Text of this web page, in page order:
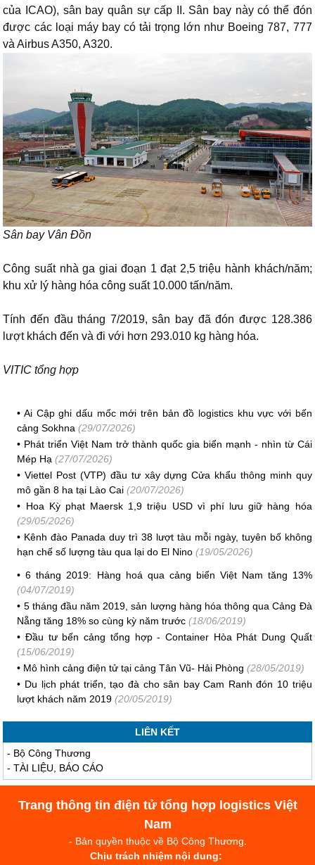
của ICAO), sân bay quân sự cấp II. Sân bay này có thể đón
được các loại máy bay có tải trọng lớn như Boeing 787, 777
và Airbus A350, A320.
Sân bay Vân Đồn
Công suất nhà ga giai đoạn 1 đạt 2,5 triệu hành khách/năm;
khu xử lý hàng hóa công suất 10.000 tấn/năm.
Tính đến đầu tháng 7/2019, sân bay đã đón được 128.386
lượt khách đến và đi với hơn 293.010 kg hàng hóa.
VITIC tổng hợp
•Ai Cập ghi dấu mốc mới trên bản đồ logistics khu vực với bến
cảng Sokhna (29/07/2026)
• Phát triển Việt Nam trở thành quốc gia biển mạnh - nhìn từ Cái
Mép Hạ (27/07/2026)
•Viettel Post (VTP) đầu tư xây dựng Cửa khẩu thông minh quy
mô gần 8 ha tại Lào Cai (20/07/2026)
• Hoa Kỳ phạt Maersk 1,9 triệu USD vì phí lưu giữ hàng hóa
(29/05/2026)
• Kênh đào Panada duy trì 38 lượt tàu mỗi ngày, tuyên bố không
hạn chế số lượng tàu qua lại do El Nino (19/05/2026)
•6 tháng 2019: Hàng hoá qua cảng biển Việt Nam tăng 13%
(04/07/2019)
• 5 tháng đầu năm 2019, sản lượng hàng hóa thông qua Cảng Đà
Nẵng tăng 18% so cùng kỳ năm trước (18/06/2019)
•Đầu tư bến cảng tổng hợp - Container Hòa Phát Dung Quất
(15/06/2019)
• Mô hình cảng điện tử tại cảng Tân Vũ- Hải Phòng (28/05/2019)
• Du lịch phát triển, tạo đà cho sân bay Cam Ranh đón 10 triệu
lượt khách năm 2019 (20/05/2019)
LIÊN KẾT
- Bộ Công Thương
-TÀI LIỆU, BÁO CÁO
Trang thông tin điện tử tổng hợp logistics Việt
Nam
- Bản quyền thuộc về Bộ Công Thương.
Chịu trách nhiệm nội dung: